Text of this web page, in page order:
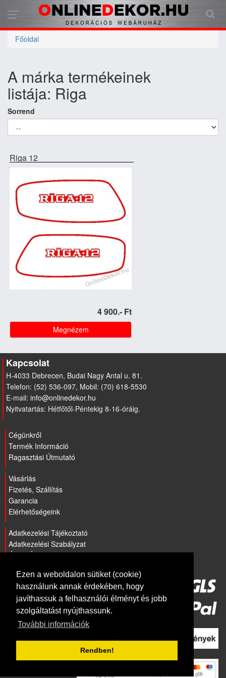
Ezen a weboldalon sütiket (cookie)
használunk annak érdekében, hogy
javíthassuk a felhasználói élményt és jobb
szolgáltatást nyújthassunk.
További információk
Rendben!
Főoldal
A márka termékeinek
listája: Riga
Sorrend
Riga 12
4 900.- Ft
Megnézem
Kapcsolat
H-4033 Debrecen, Budai Nagy Antal u. 81.
Telefon: (52) 536-097, Mobil: (70) 618-5530
E-mail:
Nyitvatartás: Hétfőtől-Péntekig 8-16-óráig.
Cégünkről
Termék Információ
Ragasztási Útmutató
Vásárlás
Fizetés, Szállítás
Garancia
Elérhetőségeink
Adatkezelési Tájékoztató
Adatkezelési Szabályzat
ÁSZF Általános szerződési feltételek